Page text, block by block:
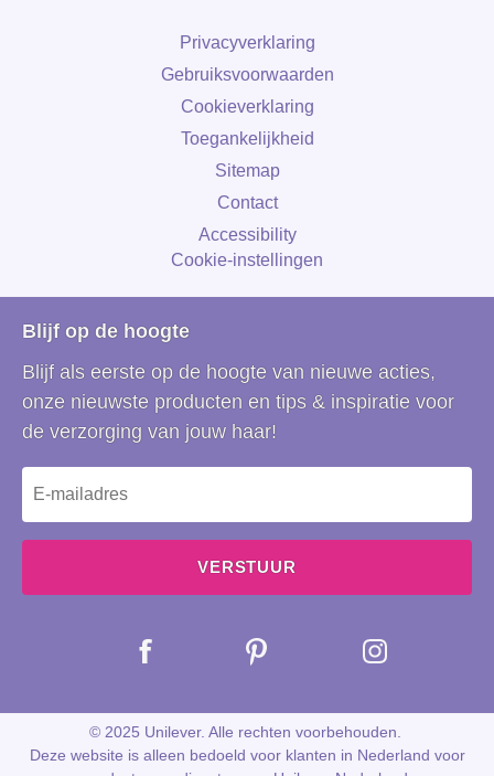
Privacyverklaring
Gebruiksvoorwaarden
Cookieverklaring
Cookie-instellingen
Contact
Blijf op de hoogte
Blijf als eerste op de hoogte van nieuwe acties,
de verzorging van jouw haar!